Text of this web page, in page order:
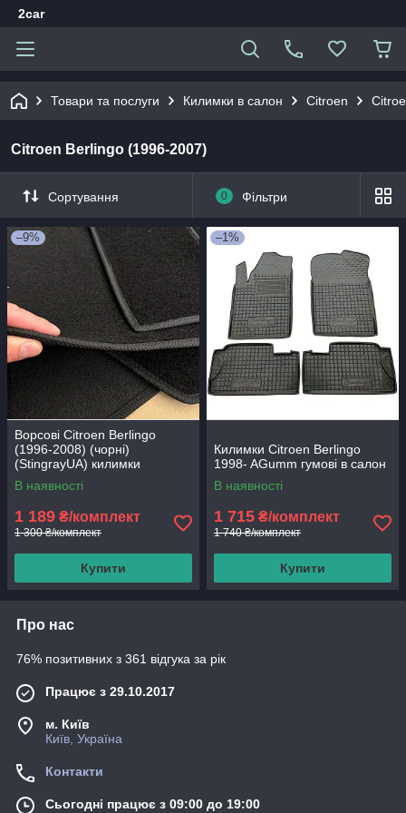
2car
Товари та послуги Килимки в салон Citroen
Citroen Berlingo (1996-2007)
Сортування 0 Фільтри
–9%
Ворсові Citroen Berlingo
(1996-2008) (чорні)
(StingrayUA) килимки
текстильні в салон авто
В наявності
1 189 ₴/комплект
1 300 ₴/комплект
Купити
–1%
Килимки Citroen Berlingo
1998- AGumm гумові в салон
В наявності
1 715 ₴/комплект
1 740 ₴/комплект
Купити
Про нас
76% позитивних з 361 відгука за рік
Працює з 29.10.2017
м. Київ
Київ, Україна
Контакти
Сьогодні працює з 09:00 до 19:00